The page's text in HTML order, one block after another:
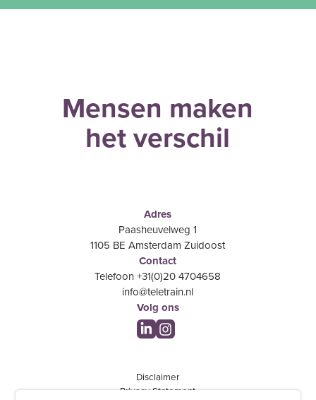
Mensen maken
het verschil
Adres
Paasheuvelweg 1
1105 BE Amsterdam Zuidoost
Contact
Telefoon +31(0)20 4704658
info@teletrain.nl
Volg ons
Disclaimer
Privacy Statement